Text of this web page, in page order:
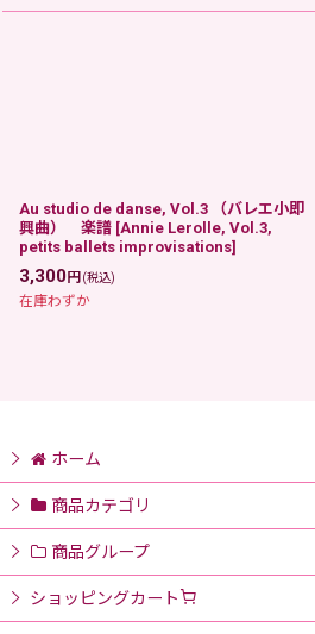
Au studio de danse, Vol.3 （バレエ小即
興曲） 楽譜 [Annie Lerolle, Vol.3,
petits ballets improvisations]
3,300円(税込)
在庫わずか
ホーム
商品カテゴリ
商品グループ
ショッピングカート